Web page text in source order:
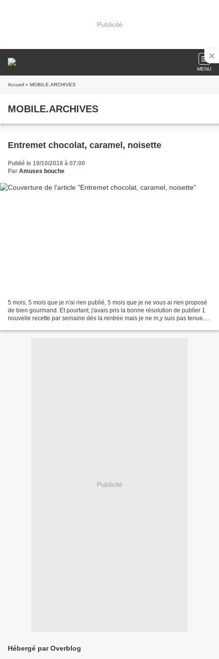
Publicité
MENU
Accueil » MOBILE.ARCHIVES
MOBILE.ARCHIVES
Entremet chocolat, caramel, noisette
Publié le 19/10/2018 à 07:00
Par Amuses bouche
5 mois, 5 mois que je n'ai rien publié, 5 mois que je ne vous ai rien proposé
de bien gourmand. Et pourtant, j'avais pris la bonne résolution de publier 1
nouvelle recette par semaine dés la rentrée mais je ne m,y suis pas tenue.
Publicité
Hébergé par Overblog